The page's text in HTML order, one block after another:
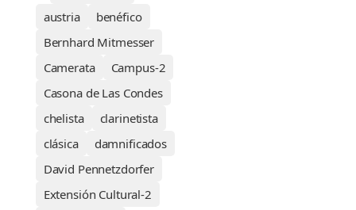
austria
benéfico
Bernhard Mitmesser
Camerata
Campus-2
Casona de Las Condes
chelista
clarinetista
clásica
damnificados
David Pennetzdorfer
Extensión Cultural-2